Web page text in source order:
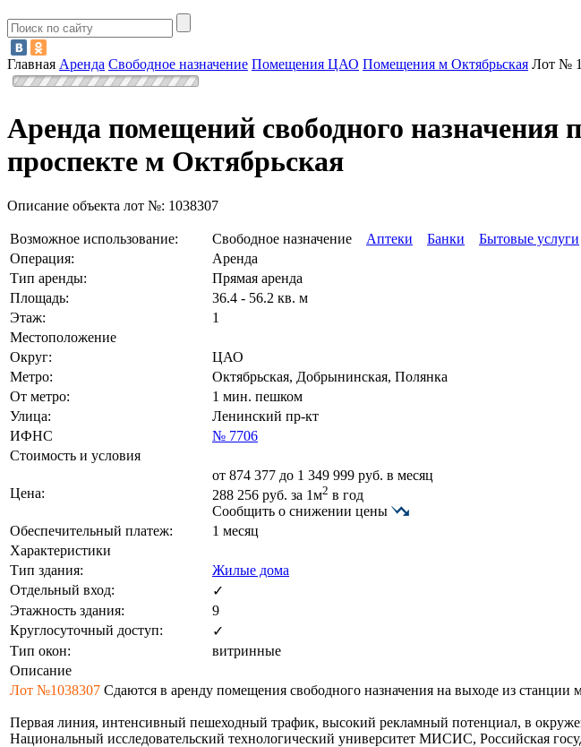
Главная Аренда Свободное назначение Помещения ЦАО Помещения м Октябрьская Лот №
Аренда помещений свободного
проспекте м Октябрьская
Описание объекта лот №: 1038307
Возможное использование: Свободное назначение Аптеки Банки Бытовые услуги
Операция:
Аренда
Тип аренды:
Прямая аренда
Площадь:
36.4 - 56.2 кв. м
Этаж:
1
Местоположение
Округ:
ЦАО
Метро:
Октябрьская, Добрынинская, Полянка
От метро:
1 мин. пешком
Улица:
Ленинский пр-кт
ИФНС
№ 7706
Стоимость и условия
Цена:
от 874 377 до 1 349 999 руб. в месяц
288 256 руб. за 1м2 в год
Сообщить о снижении цены
Обеспечительный платеж:
1 месяц
Характеристики
Тип здания:
Жилые дома
Отдельный вход:
✓
Этажность здания:
9
Круглосуточный доступ:
✓
Тип окон:
витринные
Описание
Лот №1038307 Сдаются в аренду помещения свободного назначения на выходе из станции
Первая линия, интенсивный пешеходный трафик, высокий рекламный потенциал, в
Национальный исследовательский технологический университет МИСИС, Российская